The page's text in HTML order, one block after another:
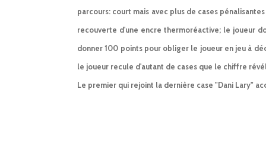
parcours: court mais avec plus de cases
recouverte d'une encre thermoréactive; le joueur
donner 100 points pour obliger le joueur en jeu à
le joueur recule d'autant de cases que le chiffre
Le premier qui rejoint la dernière case "Dani Lary"